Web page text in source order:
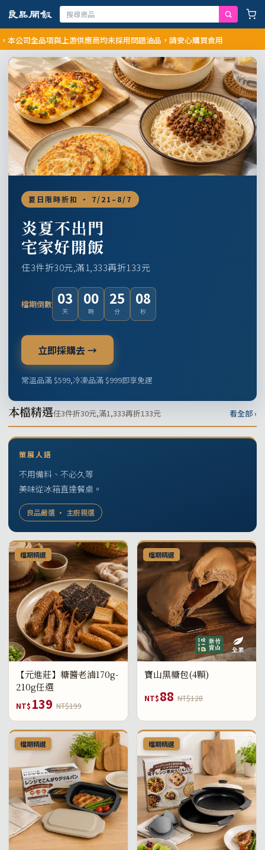
全品項與上游供應商均未採用問題油品，請安心購買食用
夏日限時折扣 · 7/21–8/7
炎夏不出門
宅家好開飯
任3件折30元,滿1,333再折133元
檔期倒數 03
天
00
時
25
分
07
秒
立即採購去 →
常溫品滿 $599,冷凍品滿 $999即享免運
本檔精選任3件折30元,滿1,333再折133元 看全部 ›
策展人語
不用備料、不必久等
美味從冰箱直達餐桌。
良品嚴選 · 主廚親選
檔期精選
【元進莊】糖醬老滷170g-
210g任選
NT$ 139 NT$199
檔期精選
寶山黑糖包(4顆)
NT$88 NT$128
檔期精選 檔期精選